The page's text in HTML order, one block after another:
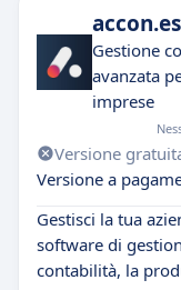
accon.es
Gestione
avanzata
imprese
Versione
Versione a
Gestisci la tua
software di
contabilità, la